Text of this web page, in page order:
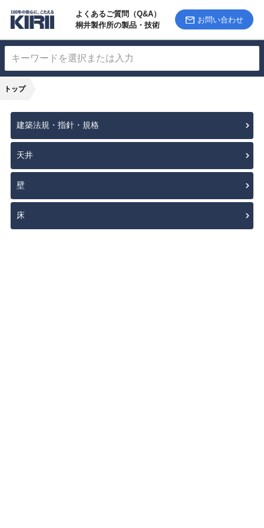
よくあるご質問（Q&A）
桐井製作所の製品・技術
お問い合わせ
トップ
建築法規・指針・規格
天井
壁
床